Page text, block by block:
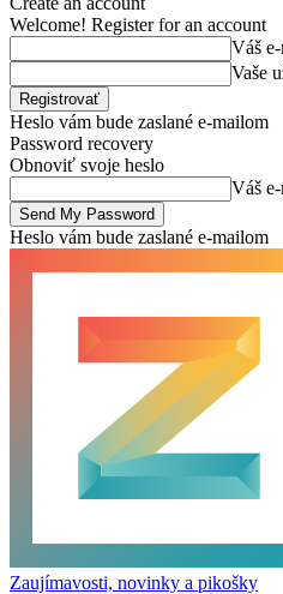
Welcome! Register for an account
Váš
Vaše
Heslo vám bude zaslané e-mailom
Password recovery
Obnoviť svoje heslo
Váš
Heslo vám bude zaslané e-mailom
Zaujímavosti, novinky a pikošky